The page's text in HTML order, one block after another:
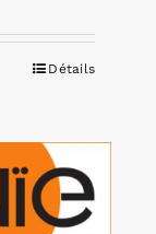
Détails